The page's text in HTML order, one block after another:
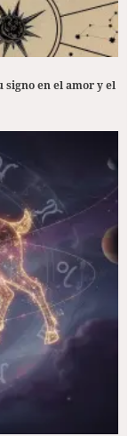
signo en el amor y el